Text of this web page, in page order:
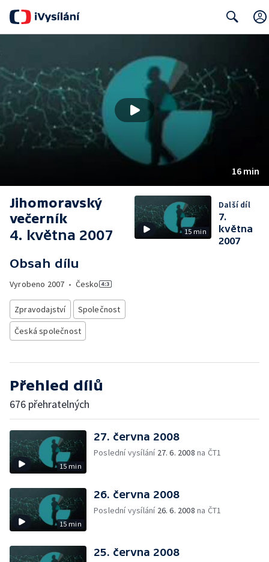
16 min
Jihomoravský
večerník
4. května 2007
Obsah dílu
Vyrobeno 2007 • Česko
Zpravodajství
Společnost
Česká společnost
15 min
Další díl
7.
května
2007
Přehled dílů
676 přehratelných
15 min
27. června 2008
Poslední vysílání 27. 6. 2008 na ČT1
15 min
26. června 2008
Poslední vysílání 26. 6. 2008 na ČT1
25. června 2008